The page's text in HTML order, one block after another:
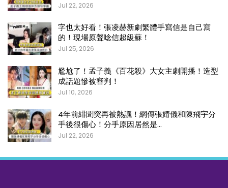
Jul 22, 2026
字也太好看！張凌赫新劇繁體手寫信是自己寫
的！現場原聲唸信超級蘇！
Jul 25, 2026
尷尬了！孟子義《百花殺》大女主劇開播！造型
成話題慘被審判！
Jul 10, 2026
4年前緋聞突再被熱議！網傳張婧儀和陳飛宇分
手後很傷心！分手原因居然是…
Jul 22, 2026